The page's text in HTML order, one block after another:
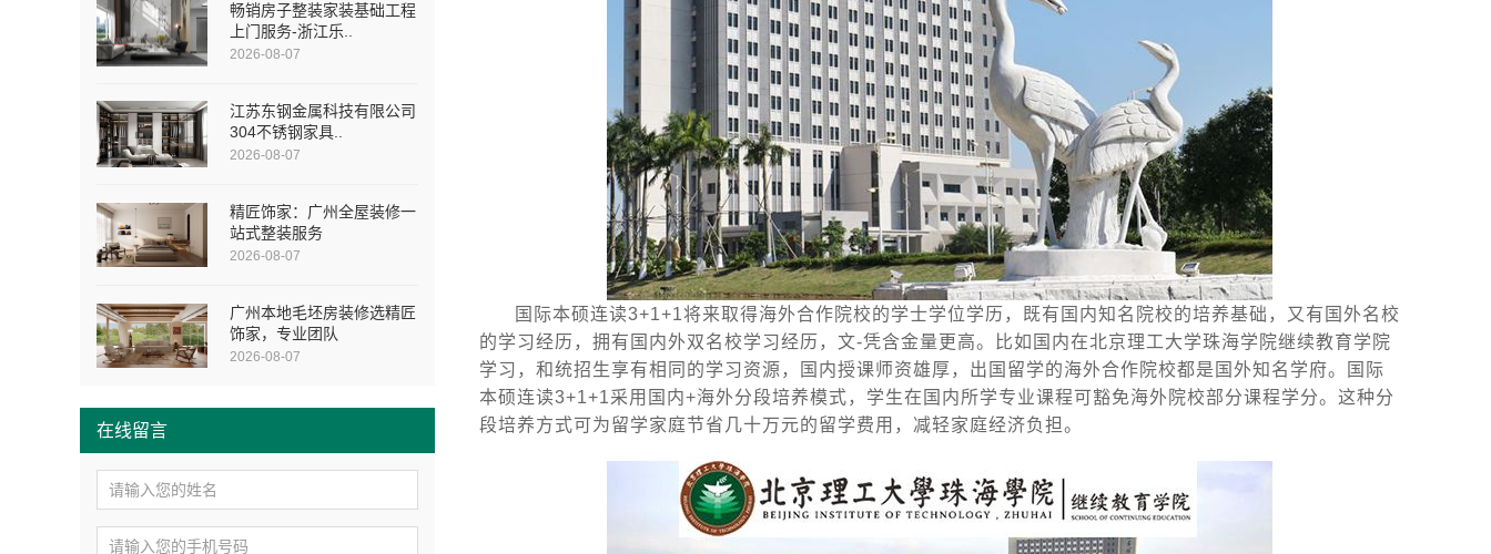
畅销房子整装家装基础工程
上门服务-浙江乐..
2026-08-07
江苏东钢金属科技有限公司
304不锈钢家具..
2026-08-07
精匠饰家：广州全屋装修一
站式整装服务
2026-08-07
广州本地毛坯房装修选精匠
饰家，专业团队
2026-08-07
在线留言
国际本硕连读3+1+1将来取得海外合作院校的学士学位学历，既有国内知名院校的培养基础，又有国外名校
的学习经历，拥有国内外双名校学习经历，文-凭含金量更高。比如国内在北京理工大学珠海学院继续教育学院
学习，和统招生享有相同的学习资源，国内授课师资雄厚，出国留学的海外合作院校都是国外知名学府。国际
本硕连读3+1+1采用国内+海外分段培养模式，学生在国内所学专业课程可豁免海外院校部分课程学分。这种分
段培养方式可为留学家庭节省几十万元的留学费用，减轻家庭经济负担。